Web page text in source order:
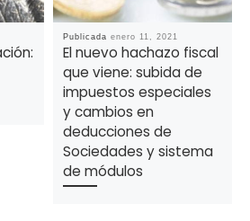
Publicada enero 11, 2021
El nuevo hachazo fiscal
que viene: subida de
impuestos especiales
y cambios en
deducciones de
Sociedades y sistema
de módulos